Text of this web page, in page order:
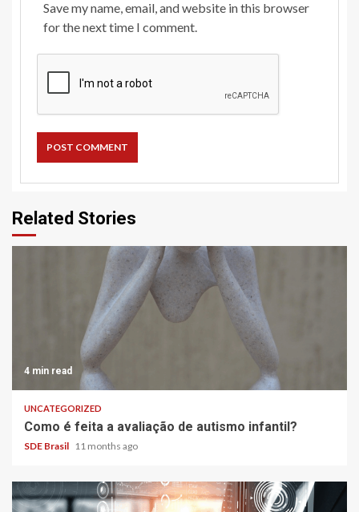
Save my name, email, and website in this browser
for the next time I comment.
Related Stories
4 min read
UNCATEGORIZED
Como é feita a avaliação de autismo infantil?
SDE Brasil 11 months ago